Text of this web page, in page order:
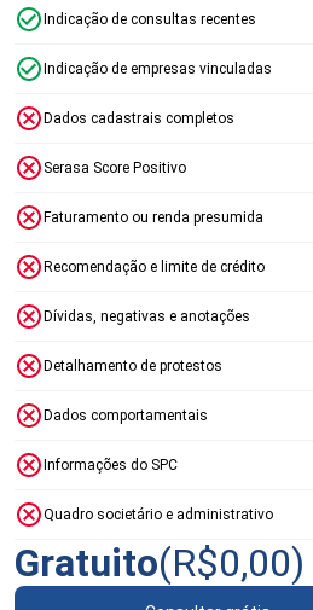
Indicação de consultas recentes
Indicação de empresas vinculadas
Dados cadastrais completos
Serasa Score Positivo
Faturamento ou renda presumida
Recomendação e limite de crédito
Dívidas, negativas e anotações
Detalhamento de protestos
Dados comportamentais
Informações do SPC
Quadro societário e administrativo
Gratuito(R$0,00)